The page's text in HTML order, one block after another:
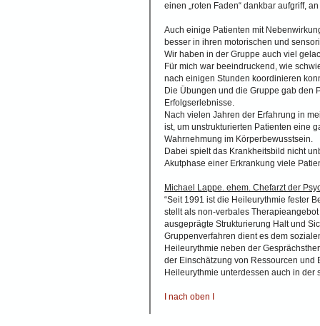
einen „roten Faden“ dankbar aufgriff,
Auch einige Patienten mit
besser in ihren motorischen und
Wir haben in der Gruppe auch viel
Für mich war beeindruckend, wie
nach einigen Stunden koordinieren
Die Übungen und die Gruppe gab den
Erfolgserlebnisse.
Nach vielen Jahren der Erfahrung in
ist, um unstrukturierten Patienten eine
Wahrnehmung im Körperbewusstsein.
Dabei spielt das Krankheitsbild nicht
Akutphase einer Erkrankung viele
Michael Lappe. ehem. Chefarzt der
“Seit 1991 ist die Heileurythmie fester
stellt als non-verbales
ausgeprägte Strukturierung Halt und
Gruppenverfahren dient es dem
Heileurythmie neben der
der Einschätzung von Ressourcen und
Heileurythmie unterdessen auch in der
I nach oben I